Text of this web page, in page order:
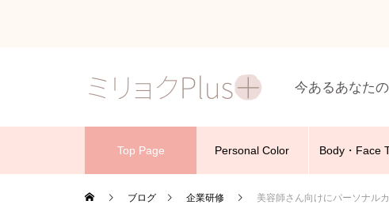
今あるあなた
Top Page Personal Color Body・Face
ブログ 企業研修 美容師さん向けにパーソナル